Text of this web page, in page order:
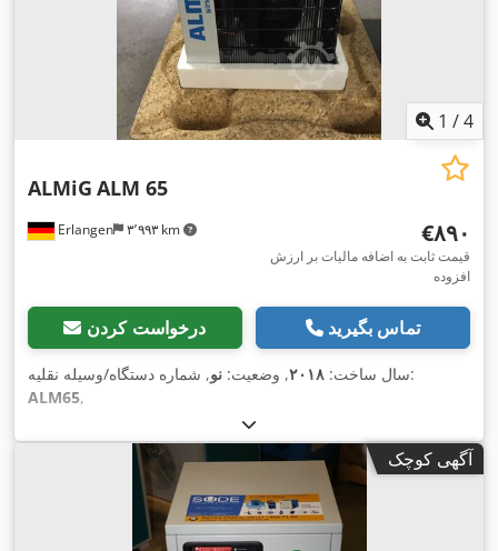
1 /4
Erlangen ۳٬۹۹۳ km
ALMiG ALM 65
‎€۸۹۰
قیمت ثابت به اضافه مالیات بر ارزش
افزوده
درخواست کردن تماس بگیرید
سال ساخت: ۲۰۱۸, وضعیت: نو
, شماره دستگاه/وسیله نقلیه:
ALM65,
آگهی کوچک